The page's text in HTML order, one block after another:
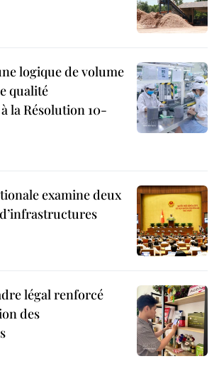
logique de volume
qualité
la Résolution 10-
examine deux
légal renforcé
des